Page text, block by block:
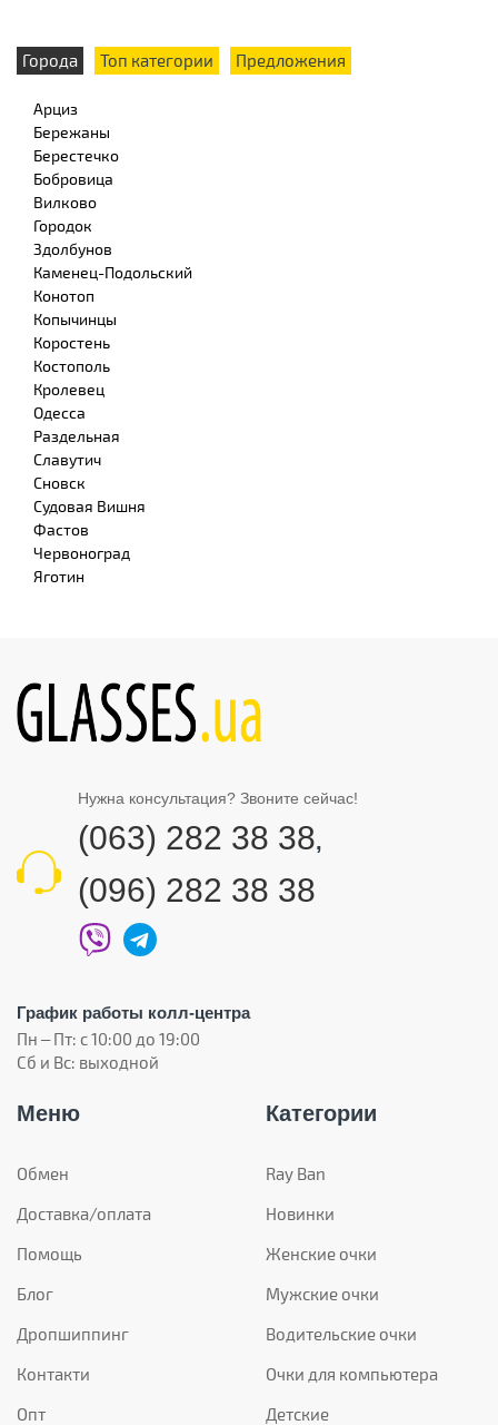
Города Топ категории Предложения
Арциз
Бережаны
Берестечко
Бобровица
Вилково
Городок
Здолбунов
Каменец-Подольский
Конотоп
Копычинцы
Коростень
Костополь
Кролевец
Одесса
Раздельная
Славутич
Сновск
Судовая Вишня
Фастов
Червоноград
Яготин
Нужна консультация? Звоните сейчас!
(063) 282 38 38,
(096) 282 38 38
График работы колл-центра
Пн – Пт: с 10:00 до 19:00
Сб и Вс: выходной
Меню
Обмен
Доставка/оплата
Помощь
Блог
Дропшиппинг
Контакти
Опт
Категории
Ray Ban
Новинки
Женские очки
Мужские очки
Водительские очки
Очки для компьютера
Детские